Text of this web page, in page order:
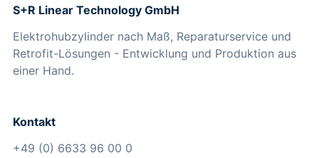
S+R Linear Technology GmbH
Elektrohubzylinder nach Maß, Reparaturservice und
Retrofit-Lösungen - Entwicklung und Produktion aus
einer Hand.
Kontakt
+49 (0) 6633 96 00 0